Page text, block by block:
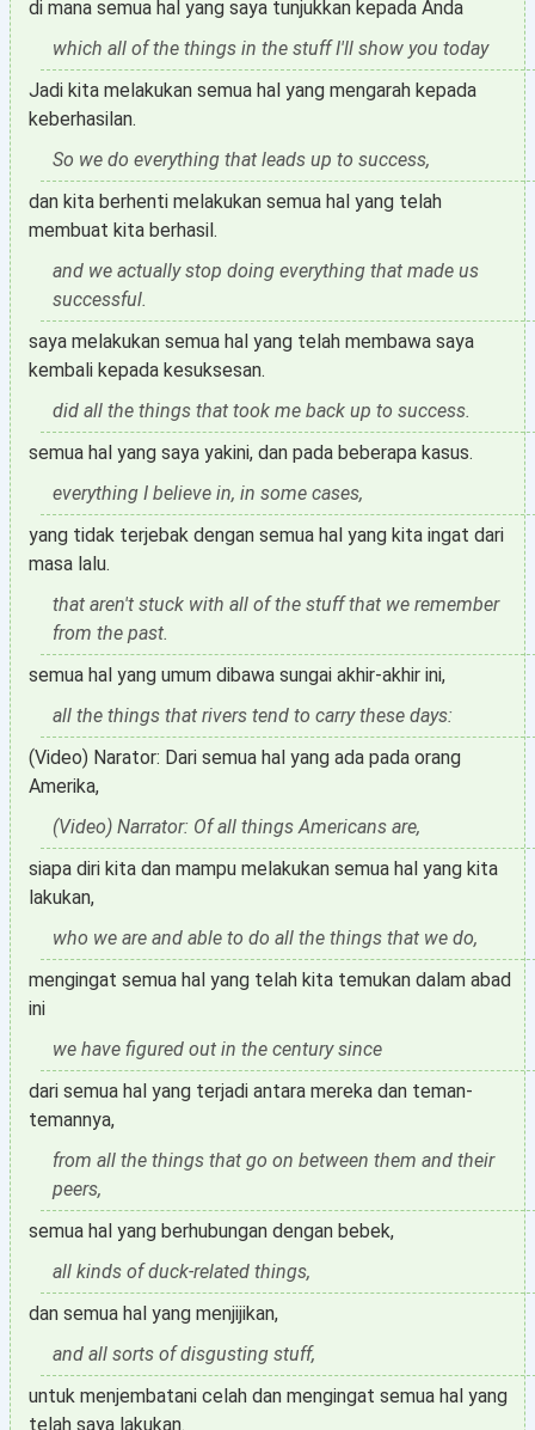
di mana semua hal yang saya tunjukkan kepada Anda
which all of the things in the stuff I'll show you today
Jadi kita melakukan semua hal yang mengarah kepada
keberhasilan.
So we do everything that leads up to success,
dan kita berhenti melakukan semua hal yang telah
membuat kita berhasil.
and we actually stop doing everything that made us
successful.
saya melakukan semua hal yang telah membawa saya
kembali kepada kesuksesan.
did all the things that took me back up to success.
semua hal yang saya yakini, dan pada beberapa kasus.
everything I believe in, in some cases,
yang tidak terjebak dengan semua hal yang kita ingat dari
masa lalu.
that aren't stuck with all of the stuff that we remember
from the past.
semua hal yang umum dibawa sungai akhir-akhir ini,
all the things that rivers tend to carry these days:
(Video) Narator: Dari semua hal yang ada pada orang
Amerika,
(Video) Narrator: Of all things Americans are,
siapa diri kita dan mampu melakukan semua hal yang kita
lakukan,
who we are and able to do all the things that we do,
mengingat semua hal yang telah kita temukan dalam abad
ini
we have figured out in the century since
dari semua hal yang terjadi antara mereka dan teman-
temannya,
from all the things that go on between them and their
peers,
semua hal yang berhubungan dengan bebek,
all kinds of duck-related things,
dan semua hal yang menjijikan,
and all sorts of disgusting stuff,
untuk menjembatani celah dan mengingat semua hal yang
telah saya lakukan.